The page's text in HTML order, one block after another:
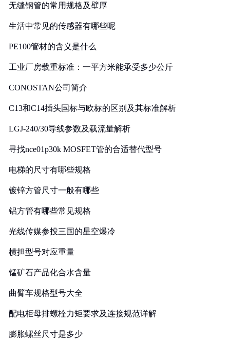
无缝钢管的常用规格及壁厚
生活中常见的传感器有哪些呢
PE100管材的含义是什么
工业厂房载重标准：一平方米能承受多少公斤
CONOSTAN公司简介
C13和C14插头国标与欧标的区别及其标准解析
LGJ-240/30导线参数及载流量解析
寻找nce01p30k MOSFET管的合适替代型号
电梯的尺寸有哪些规格
镀锌方管尺寸一般有哪些
铝方管有哪些常见规格
光线传媒参投三国的星空爆冷
横担型号对应重量
锰矿石产品化合水含量
曲臂车规格型号大全
配电柜母排螺栓力矩要求及连接规范详解
膨胀螺丝尺寸是多少